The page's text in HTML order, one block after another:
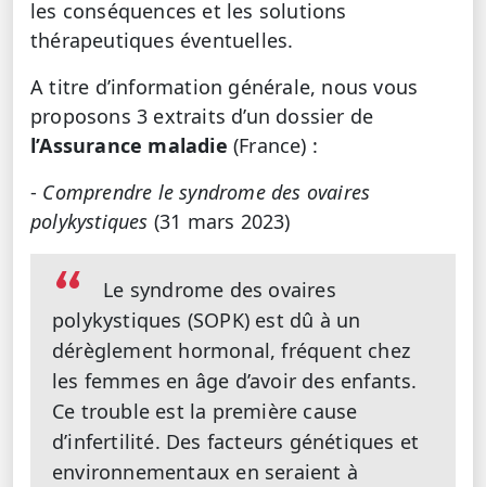
les conséquences et les solutions
thérapeutiques éventuelles.
A titre d’information générale, nous vous
proposons 3 extraits d’un dossier de
l’Assurance maladie (France) :
- Comprendre le syndrome des ovaires
polykystiques (31 mars 2023)
Le syndrome des ovaires
polykystiques (SOPK) est dû à un
dérèglement hormonal, fréquent chez
les femmes en âge d’avoir des enfants.
Ce trouble est la première cause
d’infertilité. Des facteurs génétiques et
environnementaux en seraient à